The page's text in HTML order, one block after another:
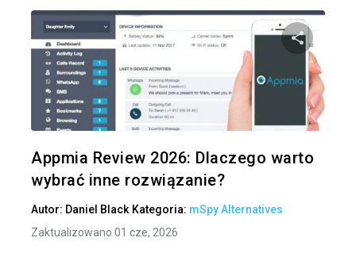
Appmia Review 2026: Dlaczego warto
wybrać inne rozwiązanie?
Autor: Daniel Black Kategoria: mSpy Alternatives
Zaktualizowano 01 cze, 2026